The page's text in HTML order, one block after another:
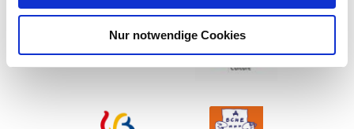
Nur notwendige Cookies